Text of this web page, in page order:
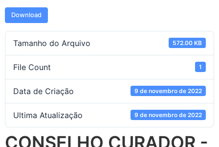
Download
Tamanho do Arquivo 572.00 KB
File Count 1
Data de Criação 9 de novembro de 2022
Ultima Atualização 9 de novembro de 2022
CONSELHO CURADOR -